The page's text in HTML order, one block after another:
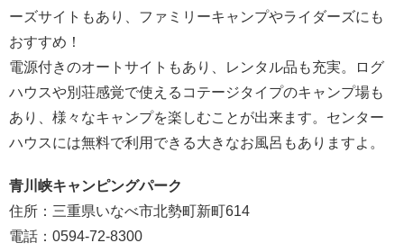
ーズサイトもあり、ファミリーキャンプやライダーズにも
おすすめ！
電源付きのオートサイトもあり、レンタル品も充実。ログ
ハウスや別荘感覚で使えるコテージタイプのキャンプ場も
あり、様々なキャンプを楽しむことが出来ます。センター
ハウスには無料で利用できる大きなお風呂もありますよ。
青川峡キャンピングパーク
住所：三重県いなべ市北勢町新町614
電話：0594-72-8300